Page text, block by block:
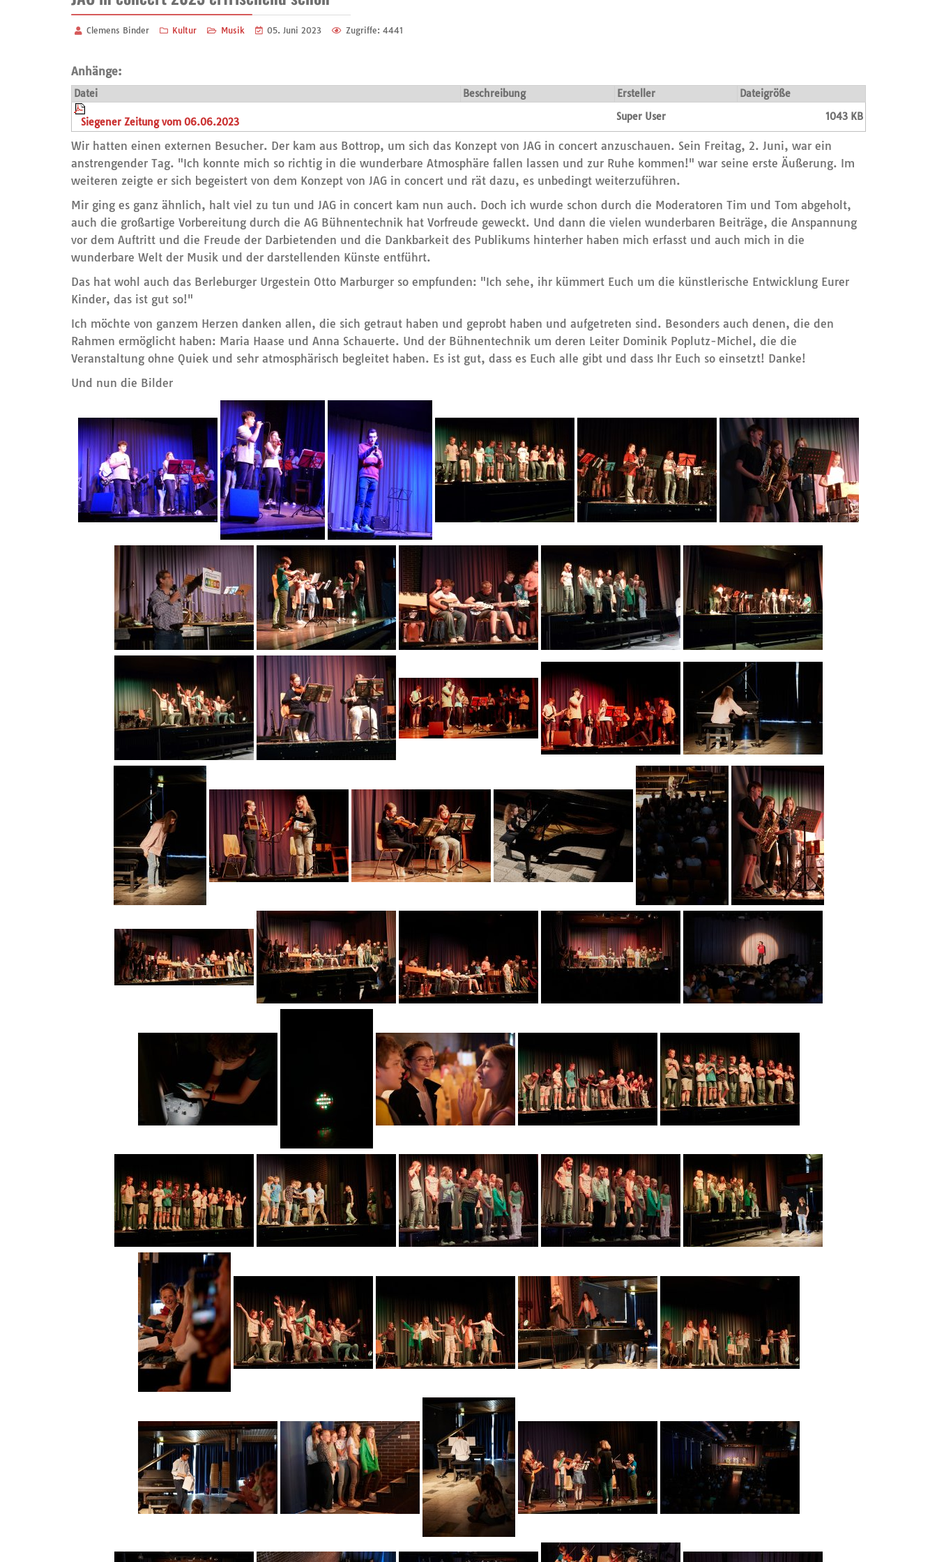
Clemens Binder Kultur Musik 05. Juni 2023 Zugriffe: 4441
Anhänge:
Datei Beschreibung Ersteller Dateigröße
Siegener Zeitung vom 06.06.2023 Super User 1043 KB
Wir hatten einen externen Besucher. Der kam aus Bottrop, um sich das Konzept von JAG in concert anzuschauen. Sein Freitag, 2. Juni, war ein
anstrengender Tag. "Ich konnte mich so richtig in die wunderbare Atmosphäre fallen lassen und zur Ruhe kommen!" war seine erste Äußerung. Im
weiteren zeigte er sich begeistert von dem Konzept von JAG in concert und rät dazu, es unbedingt weiterzuführen.
Mir ging es ganz ähnlich, halt viel zu tun und JAG in concert kam nun auch. Doch ich wurde schon durch die Moderatoren Tim und Tom abgeholt,
auch die großartige Vorbereitung durch die AG Bühnentechnik hat Vorfreude geweckt. Und dann die vielen wunderbaren Beiträge, die Anspannung
vor dem Auftritt und die Freude der Darbietenden und die Dankbarkeit des Publikums hinterher haben mich erfasst und auch mich in die
wunderbare Welt der Musik und der darstellenden Künste entführt.
Das hat wohl auch das Berleburger Urgestein Otto Marburger so empfunden: "Ich sehe, ihr kümmert Euch um die künstlerische Entwicklung Eurer
Kinder, das ist gut so!"
Ich möchte von ganzem Herzen danken allen, die sich getraut haben und geprobt haben und aufgetreten sind. Besonders auch denen, die den
Rahmen ermöglicht haben: Maria Haase und Anna Schauerte. Und der Bühnentechnik um deren Leiter Dominik Poplutz-Michel, die die
Veranstaltung ohne Quiek und sehr atmosphärisch begleitet haben. Es ist gut, dass es Euch alle gibt und dass Ihr Euch so einsetzt! Danke!
Und nun die Bilder